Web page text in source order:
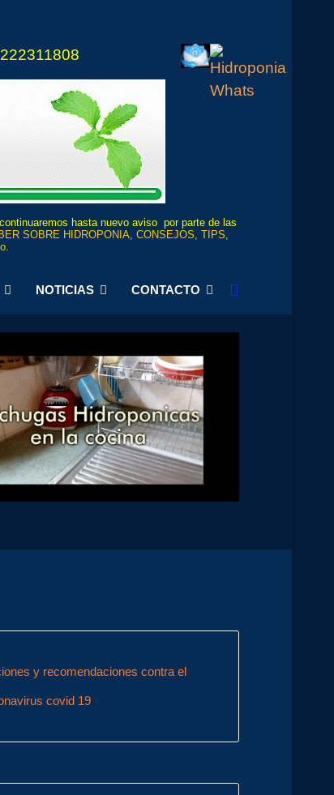
hasta nuevo aviso por parte de las
SOBRE HIDROPONIA, CONSEJOS, TIPS,
NOTICIAS CONTACTO
y recomendaciones contra el
covid 19